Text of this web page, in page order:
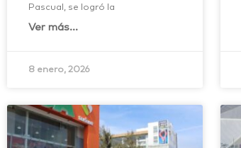
Pascual, se logró la
Ver más...
8 enero, 2026